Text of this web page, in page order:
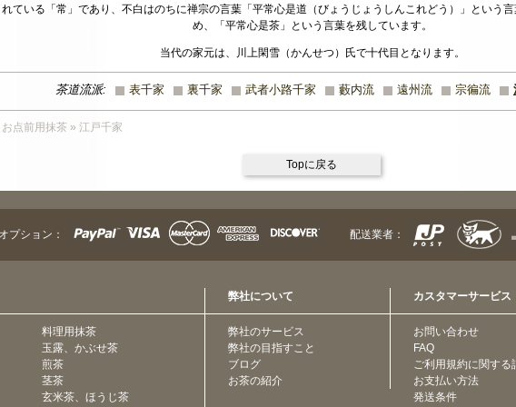
ている「常」であり、不白はのちに禅宗の言葉「平常心是道（びょうじょうしんこれどう）」という
め、「平常心是茶」という言葉を残しています。
当代の家元は、川上閑雪（かんせつ）氏で十代目となります。
茶道流派: 表千家 裏千家 武者小路千家 藪内流 遠州流 宗徧流
お点前用抹茶 » 江戸千家
Topに戻る
プション： 配送業者：
料理用抹茶
玉露、かぶせ茶
煎茶
茎茶
玄米茶、ほうじ茶
弊社について
弊社のサービス
弊社の目指すこと
ブログ
お茶の紹介
カスタマーサービス
お問い合わせ
FAQ
ご利用規約に関する
お支払い方法
発送条件